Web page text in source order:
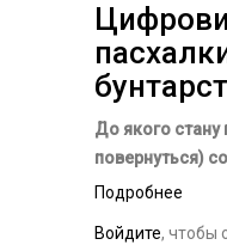
До якого стану
повернуться)
Подробнее
й
Войдите, чтобы